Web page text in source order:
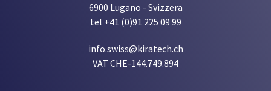
6900 Lugano - Svizzera
tel +41 (0)91 225 09 99
info.swiss@kiratech.ch
VAT CHE-144.749.894